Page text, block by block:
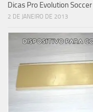
Dicas Pro Evolution
2 DE JANEIRO DE 2013